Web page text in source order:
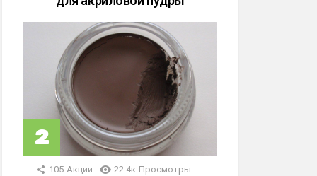
105 Акции 22.4к Просмотры